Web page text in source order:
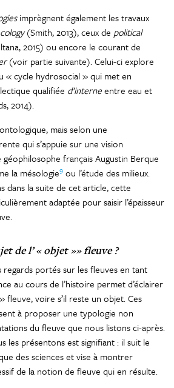
imprègnent également les travaux
(Smith, 2013), ceux de political
2015) ou encore le courant de
(voir partie suivante). Celui-ci explore
« cycle hydrosocial » qui met en
qualifiée d’interneentre eau et
2014).
mais selon une
qui s’appuie sur une vision
géophilosophe français Augustin Berque
la mésologie9 ou l’étude des milieux.
dans la suite de cet article, cette
adaptée pour saisir l’épaisseur
de l’ « objet »» fleuve ?
regards portés sur les fleuves en tant
au cours de l’histoire permet d’éclairer
fleuve, voire s’il reste un objet. Ces
à proposer une typologie non
du fleuve que nous listons ci-après.
les présentons est signifiant : il suit le
des sciences et vise à montrer
de la notion de fleuve qui en résulte.